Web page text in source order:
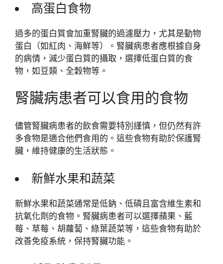
高蛋白食物
過多的蛋白質會加重腎臟的過濾壓力，尤其是動物
蛋白（如紅肉、海鮮等）。腎臟病患者應根據自身
的病情，減少蛋白質的攝取，選擇低蛋白質的食
物，如豆類、全穀物等。
腎臟病患者可以食用的食物
儘管腎臟病患者的飲食需要特別謹慎，但仍然有許
多食物是適合他們食用的。這些食物有助於保護腎
臟，維持健康的生活狀態。
新鮮水果和蔬菜
新鮮水果和蔬菜通常是低鈉、低磷且富含維生素和
抗氧化劑的食物。腎臟病患者可以選擇蘋果、藍
莓、草莓、胡蘿蔔、綠葉蔬菜等，這些食物有助於
改善免疫系統，保持腎臟功能。